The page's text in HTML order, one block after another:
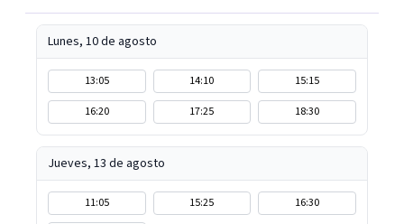
Lunes, 10 de agosto
13:05 14:10
15:15
16:20
17:25 18:30
Jueves, 13 de agosto
11:05 15:25
16:30